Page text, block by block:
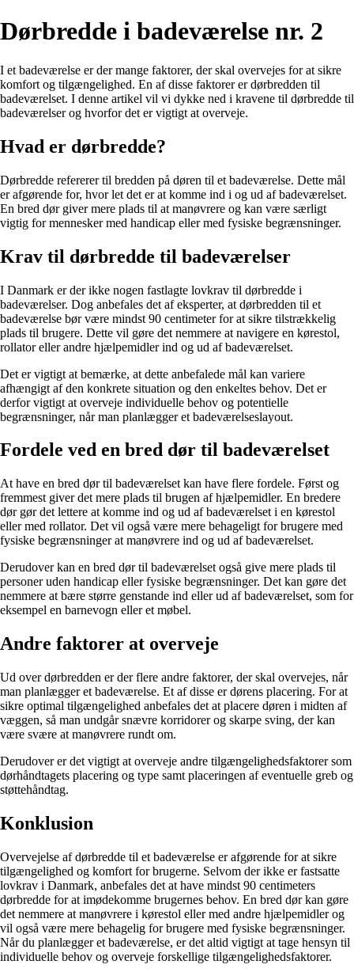
Dørbredde i badeværelse nr. 2
I et badeværelse er der mange faktorer, der skal overvejes for at sikre
komfort og tilgængelighed. En af disse faktorer er dørbredden til
badeværelset. I denne artikel vil vi dykke ned i kravene til dørbredde til
badeværelser og hvorfor det er vigtigt at overveje.
Hvad er dørbredde?
Dørbredde refererer til bredden på døren til et badeværelse. Dette mål
er afgørende for, hvor let det er at komme ind i og ud af badeværelset.
En bred dør giver mere plads til at manøvrere og kan være særligt
vigtig for mennesker med handicap eller med fysiske begrænsninger.
Krav til dørbredde til badeværelser
I Danmark er der ikke nogen fastlagte lovkrav til dørbredde i
badeværelser. Dog anbefales det af eksperter, at dørbredden til et
badeværelse bør være mindst 90 centimeter for at sikre tilstrækkelig
plads til brugere. Dette vil gøre det nemmere at navigere en kørestol,
rollator eller andre hjælpemidler ind og ud af badeværelset.
Det er vigtigt at bemærke, at dette anbefalede mål kan variere
afhængigt af den konkrete situation og den enkeltes behov. Det er
derfor vigtigt at overveje individuelle behov og potentielle
begrænsninger, når man planlægger et badeværelseslayout.
Fordele ved en bred dør til badeværelset
At have en bred dør til badeværelset kan have flere fordele. Først og
fremmest giver det mere plads til brugen af hjælpemidler. En bredere
dør gør det lettere at komme ind og ud af badeværelset i en kørestol
eller med rollator. Det vil også være mere behageligt for brugere med
fysiske begrænsninger at manøvrere ind og ud af badeværelset.
Derudover kan en bred dør til badeværelset også give mere plads til
personer uden handicap eller fysiske begrænsninger. Det kan gøre det
nemmere at bære større genstande ind eller ud af badeværelset, som for
eksempel en barnevogn eller et møbel.
Andre faktorer at overveje
Ud over dørbredden er der flere andre faktorer, der skal overvejes, når
man planlægger et badeværelse. Et af disse er dørens placering. For at
sikre optimal tilgængelighed anbefales det at placere døren i midten af
væggen, så man undgår snævre korridorer og skarpe sving, der kan
være svære at manøvrere rundt om.
Derudover er det vigtigt at overveje andre tilgængelighedsfaktorer som
dørhåndtagets placering og type samt placeringen af eventuelle greb og
støttehåndtag.
Konklusion
Overvejelse af dørbredde til et badeværelse er afgørende for at sikre
tilgængelighed og komfort for brugerne. Selvom der ikke er fastsatte
lovkrav i Danmark, anbefales det at have mindst 90 centimeters
dørbredde for at imødekomme brugernes behov. En bred dør kan gøre
det nemmere at manøvrere i kørestol eller med andre hjælpemidler og
vil også være mere behagelig for brugere med fysiske begrænsninger.
Når du planlægger et badeværelse, er det altid vigtigt at tage hensyn til
individuelle behov og overveje forskellige tilgængelighedsfaktorer.